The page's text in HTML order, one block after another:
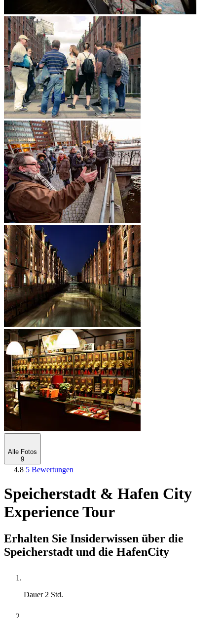
Alle Fotos
9
4.8 5 Bewertungen
Speicherstadt & Hafen City
Experience Tour
Erhalten Sie Insiderwissen über die
Speicherstadt und die HafenCity
Dauer 2 Std.